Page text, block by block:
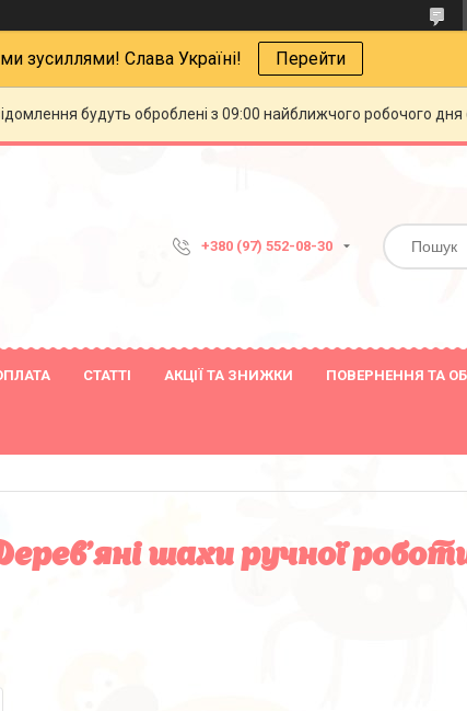
зусиллями! Слава Україні! Перейти
будуть оброблені з 09:00 найближчого робочого дня
+380 (97) 552-08-30
СТАТТІ АКЦІЇ ТА ЗНИЖКИ ПОВЕРНЕННЯ ТА
шахи ручної